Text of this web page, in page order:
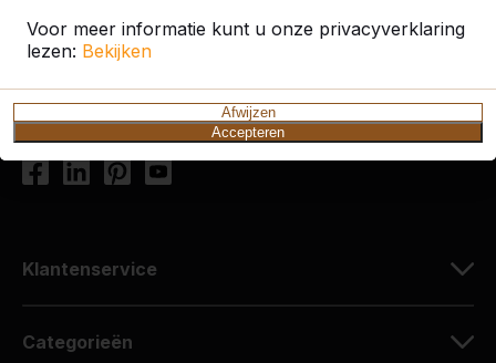
Voor meer informatie kunt u onze privacyverklaring
lezen: Bekijken
Afwijzen
Accepteren
Nederland
+31 (0)497 - 36.08.08
info@HeBlad.com
Klantenservice
Categorieën